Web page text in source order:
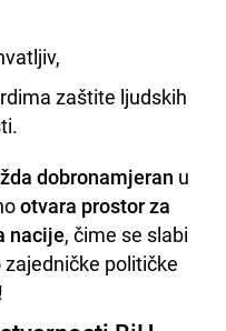
zaštite ljudskih
dobronamjeran u
otvara prostor za
nacije, čime se slabi
političke